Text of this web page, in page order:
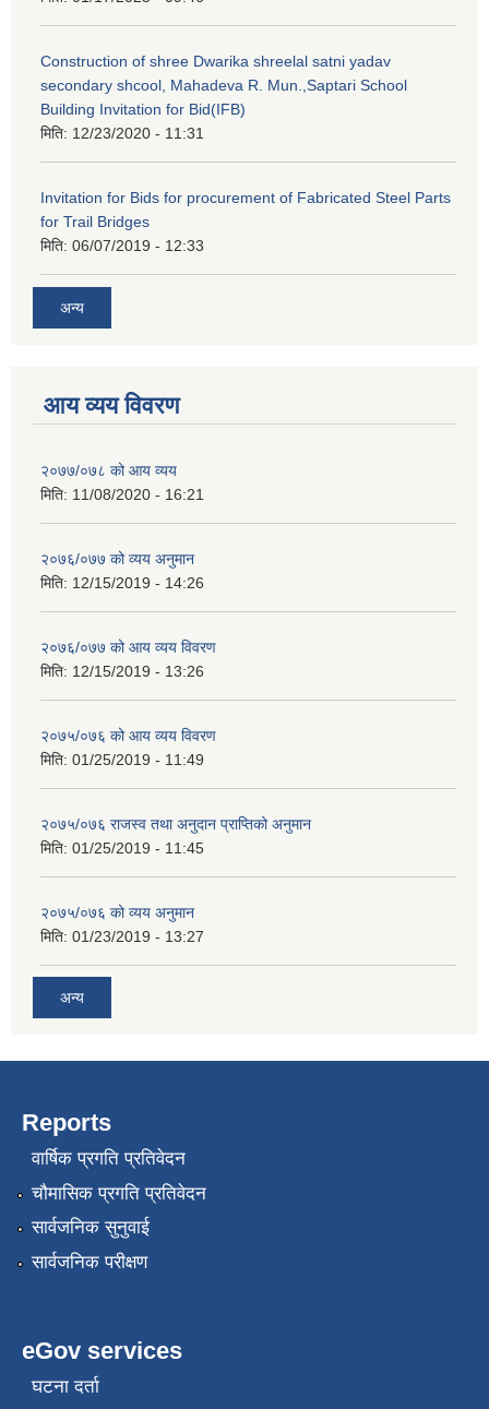
Construction of shree Dwarika shreelal satni yadav
secondary shcool, Mahadeva R. Mun.,Saptari School
Building Invitation for Bid(IFB)
मिति: 12/23/2020 - 11:31
Invitation for Bids for procurement of Fabricated Steel Parts
for Trail Bridges
मिति: 06/07/2019 - 12:33
अन्य
आय व्यय विवरण
२०७७/०७८ को आय व्यय
मिति: 11/08/2020 - 16:21
२०७६/०७७ को व्यय अनुमान
मिति: 12/15/2019 - 14:26
२०७६/०७७ को आय व्यय विवरण
मिति: 12/15/2019 - 13:26
२०७५/०७६ को आय व्यय विवरण
मिति: 01/25/2019 - 11:49
२०७५/०७६ राजस्व तथा अनुदान प्राप्तिको अनुमान
मिति: 01/25/2019 - 11:45
२०७५/०७६ को व्यय अनुमान
मिति: 01/23/2019 - 13:27
अन्य
Reports
वार्षिक प्रगति प्रतिवेदन
चौमासिक प्रगति प्रतिवेदन
सार्वजनिक सुनुवाई
सार्वजनिक परीक्षण
eGov services
घटना दर्ता